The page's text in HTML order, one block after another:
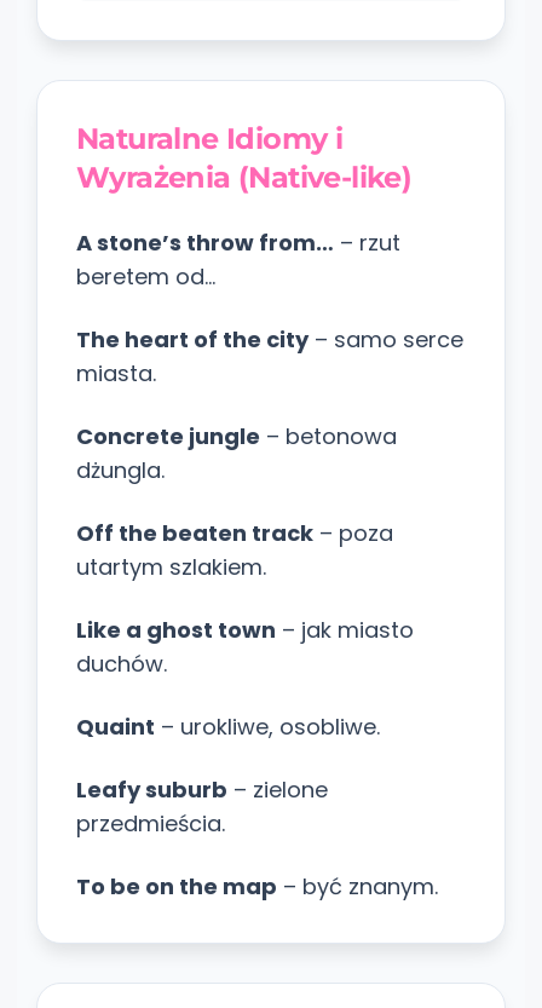
Naturalne Idiomy i
Wyrażenia (Native-like)
A stone’s throw from… – rzut
beretem od…
The heart of the city– samo serce
miasta.
Concrete jungle – betonowa
dżungla.
Off the beaten track – poza
utartym szlakiem.
Like a ghost town – jak miasto
duchów.
Quaint – urokliwe, osobliwe.
Leafy suburb – zielone
przedmieścia.
To be on the map – być znanym.